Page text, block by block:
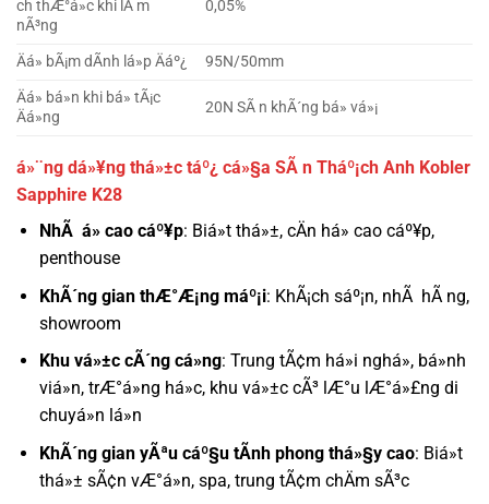
ch thÆ°á»c khi lÃ m
nÃ³ng
0,05%
Äá» bÃ¡m dÃ­nh lá»p Äáº¿
95N/50mm
Äá» bá»n khi bá» tÃ¡c
Äá»ng
20N SÃ n khÃ´ng bá» vá»¡
á»¨ng dá»¥ng thá»±c táº¿ cá»§a SÃ n Tháº¡ch Anh Kobler
Sapphire K28
NhÃ á» cao cáº¥p: Biá»t thá»±, cÄn há» cao cáº¥p,
penthouse
KhÃ´ng gian thÆ°Æ¡ng máº¡i: KhÃ¡ch sáº¡n, nhÃ hÃ ng,
showroom
Khu vá»±c cÃ´ng cá»ng: Trung tÃ¢m há»i nghá», bá»nh
viá»n, trÆ°á»ng há»c, khu vá»±c cÃ³ lÆ°u lÆ°á»£ng di
chuyá»n lá»n
KhÃ´ng gian yÃªu cáº§u tÃ­nh phong thá»§y cao: Biá»t
thá»± sÃ¢n vÆ°á»n, spa, trung tÃ¢m chÄm sÃ³c